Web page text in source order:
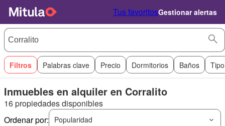
Tus favoritosGestionar alertas
Filtros Palabras clave Precio Dormitorios Baños
Inmuebles en alquiler en Corralito
16 propiedades disponibles
Ordenar por:
Popularidad